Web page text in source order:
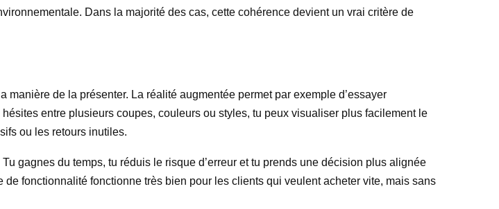
Dans la majorité des cas, cette cohérence devient un vrai critère de
manière de la présenter. La réalité augmentée permet par exemple d’essayer
entre plusieurs coupes, couleurs ou styles, tu peux visualiser plus facilement le
ou les retours inutiles.
gagnes du temps, tu réduis le risque d’erreur et tu prends une décision plus alignée
fonctionnalité fonctionne très bien pour les clients qui veulent acheter vite, mais sans